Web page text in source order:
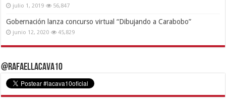
julio 1, 2019 56,847
Gobernación lanza concurso virtual “Dibujando a Carabobo”
junio 12, 2020 45,829
@RafaelLacava10